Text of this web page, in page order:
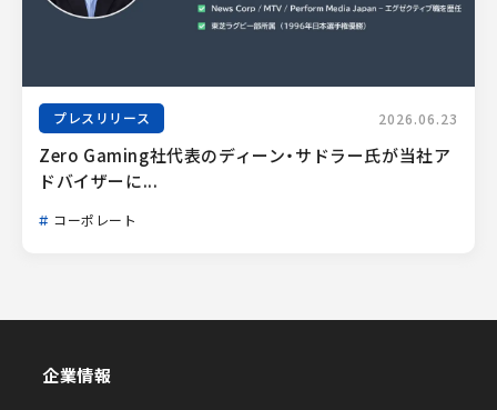
プレスリリース 2026.06.23
Zero Gaming社代表のディーン・サドラー氏が当社ア
ドバイザーに...
コーポレート
企業情報